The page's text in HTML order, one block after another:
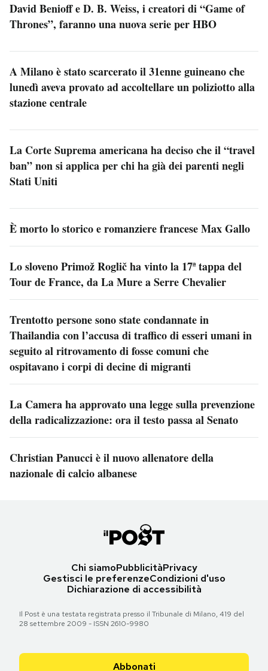
David Benioff e D. B. Weiss, i creatori di “Game of
Thrones”, faranno una nuova serie per HBO
A Milano è stato scarcerato il 31enne guineano che
lunedì aveva provato ad accoltellare un poliziotto alla
stazione centrale
La Corte Suprema americana ha deciso che il “travel
ban” non si applica per chi ha già dei parenti negli
Stati Uniti
È morto lo storico e romanziere francese Max Gallo
Lo sloveno Primož Roglič ha vinto la 17ª tappa del
Tour de France, da La Mure a Serre Chevalier
Trentotto persone sono state condannate in
Thailandia con l’accusa di traffico di esseri umani in
seguito al ritrovamento di fosse comuni che
ospitavano i corpi di decine di migranti
La Camera ha approvato una legge sulla prevenzione
della radicalizzazione: ora il testo passa al Senato
Christian Panucci è il nuovo allenatore della
nazionale di calcio albanese
Chi siamoPubblicitàPrivacy
Gestisci le preferenzeCondizioni d'uso
Dichiarazione di accessibilità
Il Post è una testata registrata presso il Tribunale di Milano, 419 del
28 settembre 2009 - ISSN 2610-9980
Abbonati